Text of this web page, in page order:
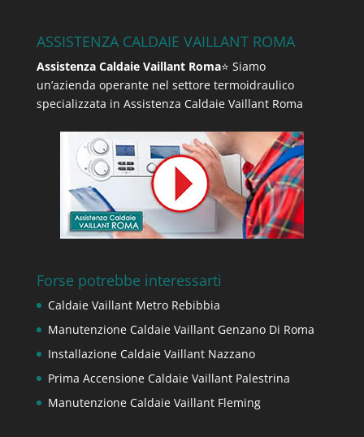
ASSISTENZA CALDAIE VAILLANT ROMA
Assistenza Caldaie Vaillant Roma⭐ Siamo
un’azienda operante nel settore termoidraulico
specializzata in Assistenza Caldaie Vaillant Roma
Forse potrebbe interessarti
Caldaie Vaillant Metro Rebibbia
Manutenzione Caldaie Vaillant Genzano Di Roma
Installazione Caldaie Vaillant Nazzano
Prima Accensione Caldaie Vaillant Palestrina
Manutenzione Caldaie Vaillant Fleming